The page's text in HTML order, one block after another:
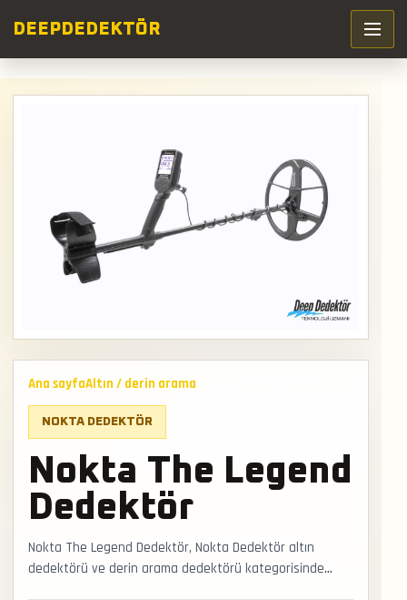
DEEP DEDEKTÖR
Ana sayfaAltın / derin arama
NOKTA DEDEKTÖR
Nokta The Legend
Dedektör
Nokta The Legend Dedektör, Nokta Dedektör altın
dedektörü ve derin arama dedektörü kategorisinde